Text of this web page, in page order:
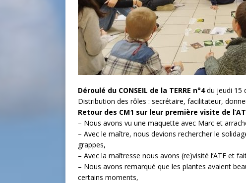
Déroulé du CONSEIL de la TERRE n°4du jeudi 15
Distribution des rôles : secrétaire, facilitateur,
Retour des CM1 sur leur première visite de
– Nous avons vu une maquette avec Marc et
– Avec le maître, nous devions rechercher le
grappes,
– Avec la maîtresse nous avons (re)visité l’ATE et
– Nous avons remarqué que les plantes avaient
certains moments,